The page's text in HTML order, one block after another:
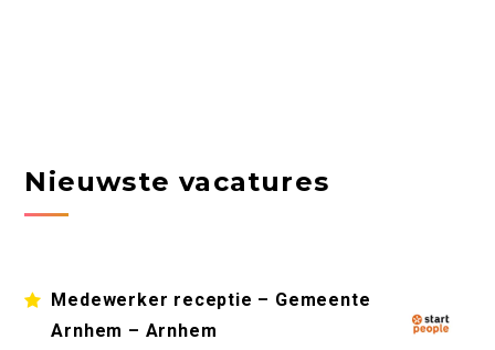
Nieuwste vacatures
Medewerker receptie – Gemeente
Arnhem – Arnhem